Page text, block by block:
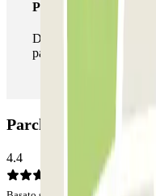
Pass illlimitato
Durante il tuo soggiorno
parcheggio tutte le volte
Parcheggio Parkbee
4.4